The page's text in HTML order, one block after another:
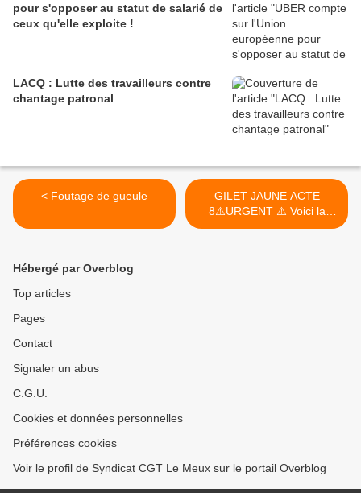
pour s'opposer au statut de salarié de
ceux qu'elle exploite !
LACQ : Lutte des travailleurs contre
chantage patronal
< Foutage de gueule
GILET JAUNE ACTE
8⚠️URGENT ⚠️ Voici la
vidéo de Christophe
Hébergé par Overblog
Top articles
Pages
Contact
Signaler un abus
C.G.U.
Cookies et données personnelles
Préférences cookies
Voir le profil de Syndicat CGT Le Meux sur le portail Overblog